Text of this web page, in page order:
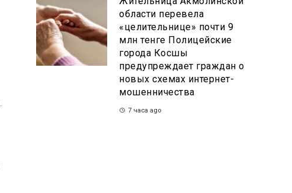
области перевела
«целительнице» почти 9
млн тенге Полицейские
города Косшы
предупреждает граждан о
новых схемах интернет-
мошенничества
7 часа ago